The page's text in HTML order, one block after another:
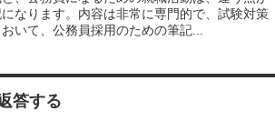
なります。内容は非常に専門的で、試験対策
いて、公務員採用のための筆記...
答する